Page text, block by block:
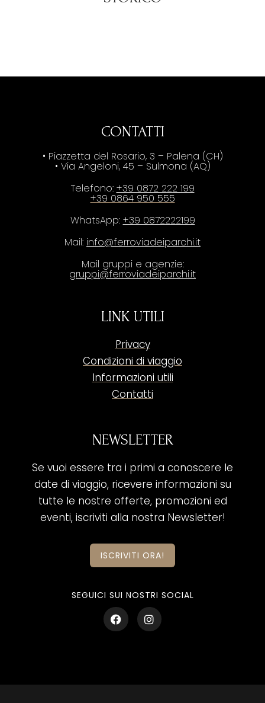
CONTATTI
• Piazzetta del Rosario, 3 – Palena (CH)
• Via Angeloni, 45 – Sulmona (AQ)
Telefono: +39 0872 222 199
+39 0864 950 555
WhatsApp: +39 0872222199
Mail: info@ferroviadeiparchi.it
Mail gruppi e agenzie:
gruppi@ferroviadeiparchi.it
LINK UTILI
Privacy
Condizioni di viaggio
Informazioni utili
Contatti
NEWSLETTER
Se vuoi essere tra i primi a conoscere le
date di viaggio, ricevere informazioni su
tutte le nostre offerte, promozioni ed
eventi, iscriviti alla nostra Newsletter!
ISCRIVITI ORA!
SEGUICI SUI NOSTRI SOCIAL